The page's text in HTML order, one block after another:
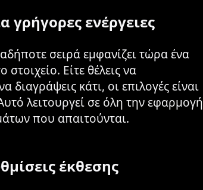
γρήγορες ενέργειες
σειρά εμφανίζει τώρα ένα
Είτε θέλεις να
διαγράψεις κάτι, οι επιλογές είναι
λειτουργεί σε όλη την εφαρμογή
που απαιτούνται.
έκθεσης